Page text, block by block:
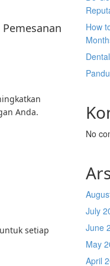
Anda.
setiap
How
No
July
June
May
April